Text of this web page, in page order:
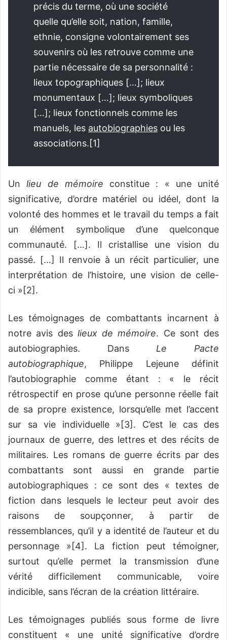
précis du terme, où une société
quelle qu’elle soit, nation, famille,
ethnie, consigne volontairement ses
souvenirs où les retrouve comme une
partie nécessaire de sa personnalité :
lieux topographiques […]; lieux
monumentaux […]; lieux symboliques
[…]; lieux fonctionnels comme les
manuels, les autobiographies ou les
associations.[1]
Unlieu de mémoire constitue : « une unité
significative, d’ordre matériel ou idéel, dont la
volonté des hommes et le travail du temps a fait
un élément symbolique d’une quelconque
communauté. […]. Il cristallise une vision du
passé. […] Il renvoie à un récit particulier, une
interprétation de l’histoire, une vision de celle-
ci »[2] .
Les témoignages de combattants incarnent à
notre avis des lieux de mémoire. Ce sont des
autobiographies. Dans Le Pacte
autobiographique, Philippe Lejeune définit
l’autobiographie comme étant : « le récit
rétrospectif en prose qu’une personne réelle fait
de sa propre existence, lorsqu’elle met l’accent
sur sa vie individuelle »[3] . C’est le cas des
journaux de guerre, des lettres et des récits de
militaires. Les romans de guerre écrits par des
combattants sont aussi en grande partie
autobiographiques : ce sont des « textes de
fiction dans lesquels le lecteur peut avoir des
raisons de soupçonner, à partir de
ressemblances, qu’il y a identité de l’auteur et du
personnage »[4] . La fiction peut témoigner,
surtout qu’elle permet la transmission d’une
vérité difficilement communicable, voire
indicible, sans l’écran de la création littéraire.
Les témoignages publiés sous forme de livre
constituent « une unité significative d’ordre